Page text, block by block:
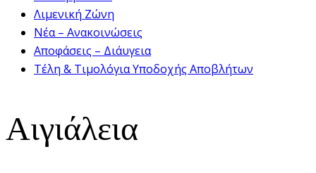
Λιμενική Ζώνη
Νέα – Ανακοινώσεις
Αποφάσεις – Διάυγεια
Τέλη & Τιμολόγια Υποδοχής Αποβλήτων
Αιγιάλεια